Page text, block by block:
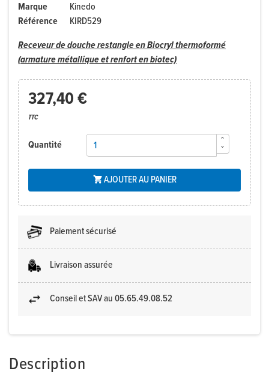
Marque
Kinedo
Référence
KIRD529
Receveur de douche restangle en Biocryl thermoformé
(armature métallique et renfort en biotec)
327,40 €
TTC
Quantité
AJOUTER AU PANIER
Paiement sécurisé
Livraison assurée
Conseil et SAV au 05.65.49.08.52
Description